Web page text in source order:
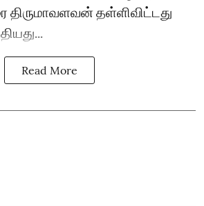
திருமாவளவன் தள்ளிவிட்டது
Read More